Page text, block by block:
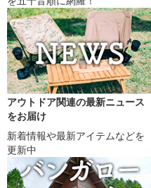
アウトドア関連の最新ニュース
をお届け
新着情報や最新アイテムなどを
更新中